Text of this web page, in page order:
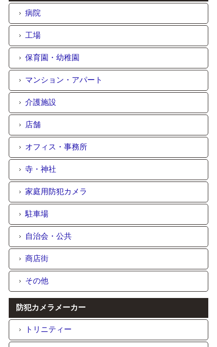
病院
工場
保育園・幼稚園
マンション・アパート
介護施設
店舗
オフィス・事務所
寺・神社
家庭用防犯カメラ
駐車場
自治会・公共
商店街
その他
防犯カメラメーカー
トリニティー